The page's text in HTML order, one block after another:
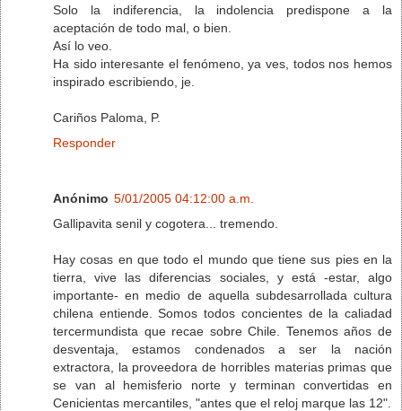
Solo la indiferencia, la indolencia predispone a la
aceptación de todo mal, o bien.
Así lo veo.
Ha sido interesante el fenómeno, ya ves, todos nos hemos
inspirado escribiendo, je.
Cariños Paloma, P.
Responder
Anónimo 5/01/2005 04:12:00 a.m.
Gallipavita senil y cogotera... tremendo.
Hay cosas en que todo el mundo que tiene sus pies en la
tierra, vive las diferencias sociales, y está -estar, algo
importante- en medio de aquella subdesarrollada cultura
chilena entiende. Somos todos concientes de la caliadad
tercermundista que recae sobre Chile. Tenemos años de
desventaja, estamos condenados a ser la nación
extractora, la proveedora de horribles materias primas que
se van al hemisferio norte y terminan convertidas en
Cenicientas mercantiles, "antes que el reloj marque las 12".